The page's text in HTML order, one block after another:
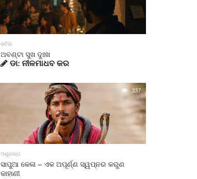
କବିତା
ଅବଣ୍ଟା ସୁଖ ଦୁଃଖ
ଡା: ନୀଳମାଧବ କର
337
ଅଣୁଗଳ୍ପ
ସାପୁଆ କେଳା – ଏକ ଅପୂର୍ଣ୍ଣ ସ୍ୱପ୍ନର କରୁଣ
କାହାଣୀ